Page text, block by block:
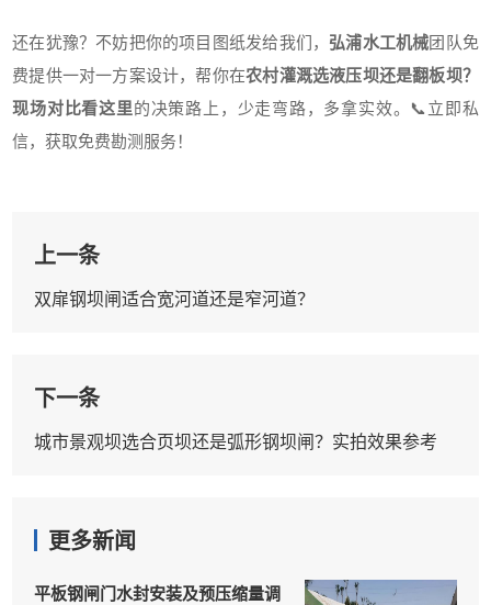
还在犹豫？不妨把你的项目图纸发给我们， 弘浦水工机械团队免
费提供一对一方案设计，帮你在农村灌溉选液压坝还是翻板坝？
现场对比看这里的决策路上，少走弯路，多拿实效。📞立即私
信，获取免费勘测服务！
上一条
双扉钢坝闸适合宽河道还是窄河道？
下一条
城市景观坝选合页坝还是弧形钢坝闸？实拍效果参考
更多新闻
平板钢闸门水封安装及预压缩量调